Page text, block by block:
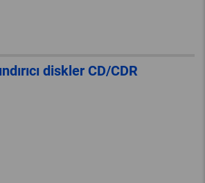
diskler CD/CDR